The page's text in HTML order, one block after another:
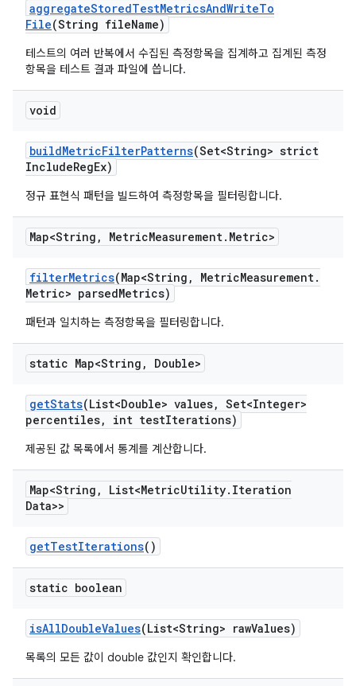
aggregateStoredTestMetricsAndWriteTo
File(String fileName)
테스트의 여러 반복에서 수집된 측정항목을 집계하고 집계된 측정
항목을 테스트 결과 파일에 씁니다.
void
buildMetricFilterPatterns(Set<String> strict
IncludeRegEx)
정규 표현식 패턴을 빌드하여 측정항목을 필터링합니다.
Map<String , MetricMeasurement. Metric>
filterMetrics(Map<String , MetricMeasurement.
Metric> parsedMetrics)
패턴과 일치하는 측정항목을 필터링합니다.
static Map<String , Double>
getStats(List<Double> values, Set<Integer>
percentiles, int testIterations)
제공된 값 목록에서 통계를 계산합니다.
Map<String , List<MetricUtility. Iteration
Data>>
getTestIterations()
static boolean
isAllDoubleValues(List<String> rawValues)
목록의 모든 값이 double 값인지 확인합니다.